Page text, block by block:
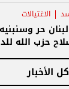
الاغتيالات
حر
حزب الله
كل الأخبار